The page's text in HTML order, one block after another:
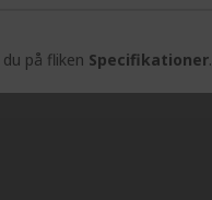
du på fliken Specifikationer.